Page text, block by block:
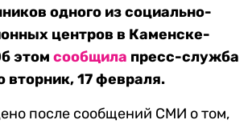
одного из социально-
центров в Каменске-
этом сообщила пресс-служба
вторник, 17 февраля.
после сообщений СМИ о том,